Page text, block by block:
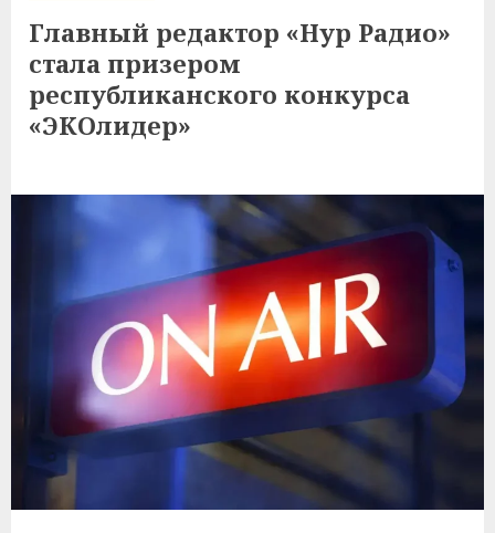
Главный редактор «Нур Радио»
стала призером
республиканского конкурса
«ЭКОлидер»